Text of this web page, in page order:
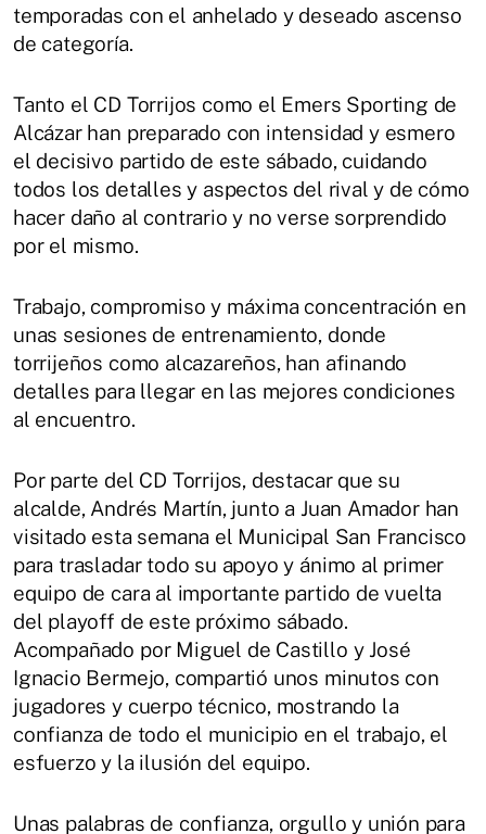
temporadas con el anhelado y deseado ascenso
de categoría.
Tanto el CD Torrijos como el Emers Sporting de
Alcázar han preparado con intensidad y esmero
el decisivo partido de este sábado, cuidando
todos los detalles y aspectos del rival y de cómo
hacer daño al contrario y no verse sorprendido
por el mismo.
Trabajo, compromiso y máxima concentración en
unas sesiones de entrenamiento, donde
torrijeños como alcazareños, han afinando
detalles para llegar en las mejores condiciones
al encuentro.
Por parte del CD Torrijos, destacar que su
alcalde, Andrés Martín, junto a Juan Amador han
visitado esta semana el Municipal San Francisco
para trasladar todo su apoyo y ánimo al primer
equipo de cara al importante partido de vuelta
del playoff de este próximo sábado.
Acompañado por Miguel de Castillo y José
Ignacio Bermejo, compartió unos minutos con
jugadores y cuerpo técnico, mostrando la
confianza de todo el municipio en el trabajo, el
esfuerzo y la ilusión del equipo.
Unas palabras de confianza, orgullo y unión para